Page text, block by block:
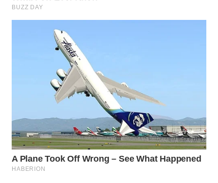
WN
WN
CIANJUR